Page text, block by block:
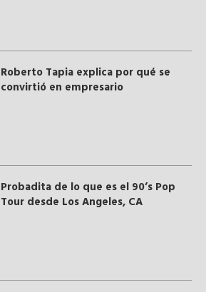
Roberto Tapia explica por qué se
convirtió en empresario
Probadita de lo que es el 90’s Pop
Tour desde Los Angeles, CA